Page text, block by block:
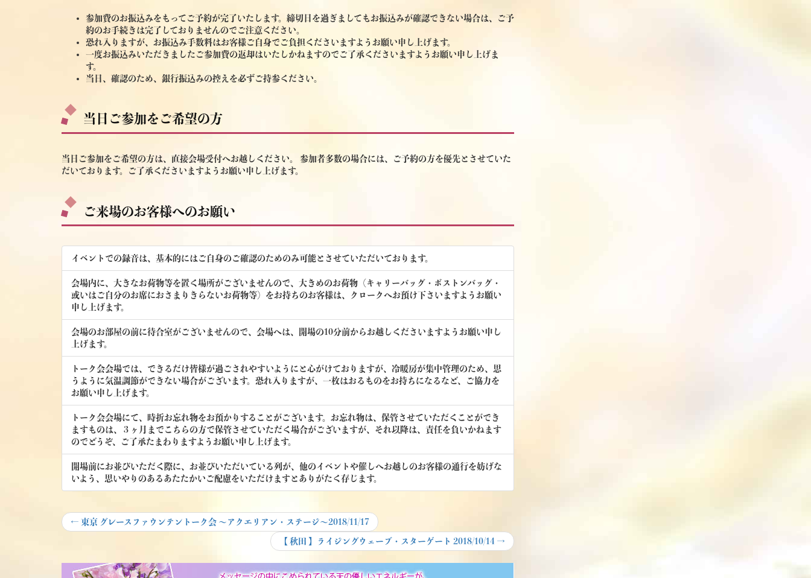
参加費のお振込みをもってご予約が完了いたします。締切日を過ぎましてもお振込みが確認できない場合は、ご予
約のお手続きは完了しておりませんのでご注意ください。
恐れ入りますが、お振込み手数料はお客様ご自身でご負担くださいますようお願い申し上げます。
一度お振込みいただきましたご参加費の返却はいたしかねますのでご了承くださいますようお願い申し上げま
す。
当日、確認のため、銀行振込みの控えを必ずご持参ください。
当日ご参加をご希望の方
当日ご参加をご希望の方は、直接会場受付へお越しください。 参加者多数の場合には、ご予約の方を優先とさせていた
だいております。ご了承くださいますようお願い申し上げます。
ご来場のお客様へのお願い
イベントでの録音は、基本的にはご自身のご確認のためのみ可能とさせていただいております。
会場内に、大きなお荷物等を置く場所がございませんので、大きめのお荷物（キャリーバッグ・ボストンバッグ・
或いはご自分のお席におさまりきらないお荷物等）をお持ちのお客様は、クロークへお預け下さいますようお願い
申し上げます。
会場のお部屋の前に待合室がございませんので、会場へは、開場の10分前からお越しくださいますようお願い申し
上げます。
トーク会会場では、できるだけ皆様が過ごされやすいようにと心がけておりますが、冷暖房が集中管理のため、思
うように気温調節ができない場合がございます。恐れ入りますが、一枚はおるものをお持ちになるなど、ご協力を
お願い申し上げます。
トーク会会場にて、時折お忘れ物をお預かりすることがございます。お忘れ物は、保管させていただくことができ
ますものは、３ヶ月までこちらの方で保管させていただく場合がございますが、それ以降は、責任を負いかねます
のでどうぞ、ご了承たまわりますようお願い申し上げます。
開場前にお並びいただく際に、お並びいただいている列が、他のイベントや催しへお越しのお客様の通行を妨げな
いよう、思いやりのあるあたたかいご配慮をいただけますとありがたく存じます。
投
ナ
← Previous
post:
東京 グレースファウンテントーク会 ～アクエリアン・ステージ～2018/11/17
Next
post:
【 秋田 】ライジングウェーブ・スターゲート 2018/10/14 →